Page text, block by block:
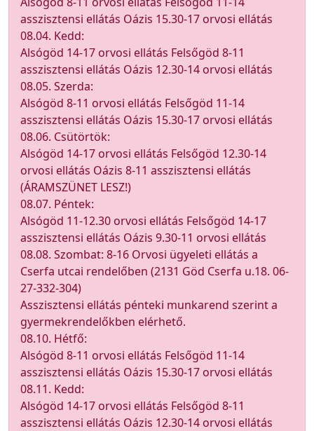
asszisztensi ellátás Oázis 15.30-17 orvosi ellátás
08.04. Kedd:
Alsógöd 14-17 orvosi ellátás Felsőgöd 8-11
asszisztensi ellátás Oázis 12.30-14 orvosi ellátás
08.05. Szerda:
Alsógöd 8-11 orvosi ellátás Felsőgöd 11-14
asszisztensi ellátás Oázis 15.30-17 orvosi ellátás
08.06. Csütörtök:
Alsógöd 14-17 orvosi ellátás Felsőgöd 12.30-14
orvosi ellátás Oázis 8-11 asszisztensi ellátás
(ÁRAMSZÜNET LESZ!)
08.07. Péntek:
Alsógöd 11-12.30 orvosi ellátás Felsőgöd 14-17
asszisztensi ellátás Oázis 9.30-11 orvosi ellátás
08.08. Szombat: 8-16 Orvosi ügyeleti ellátás a
Cserfa utcai rendelőben (2131 Göd Cserfa u.18. 06-
27-332-304)
Asszisztensi ellátás pénteki munkarend szerint a
gyermekrendelőkben elérhető.
08.10. Hétfő:
Alsógöd 8-11 orvosi ellátás Felsőgöd 11-14
asszisztensi ellátás Oázis 15.30-17 orvosi ellátás
08.11. Kedd:
Alsógöd 14-17 orvosi ellátás Felsőgöd 8-11
asszisztensi ellátás Oázis 12.30-14 orvosi ellátás